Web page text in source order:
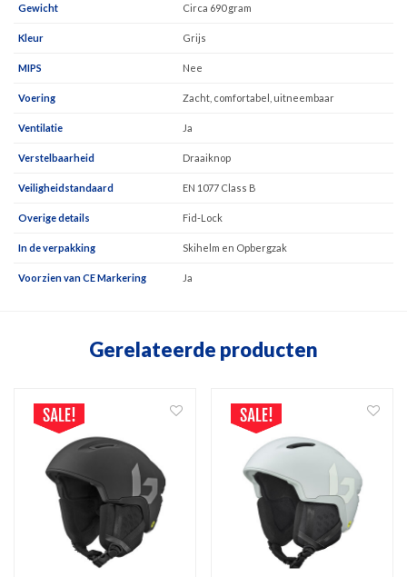
Gewicht Circa 690 gram
Kleur Grijs
MIPS Nee
Voering Zacht, comfortabel, uitneembaar
Ventilatie Ja
Verstelbaarheid Draaiknop
Veiligheidstandaard EN 1077 Class B
Overige details Fid-Lock
In de verpakking Skihelm en Opbergzak
Voorzien van CE Markering Ja
Gerelateerde producten